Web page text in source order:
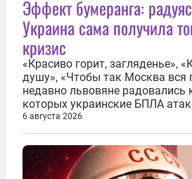
Эффект бумеранга:
Украина сама получила
кризис
«Красиво горит, загляденье»,
душу», «Чтобы так Москва вся
недавно львовяне радовались
которых украинские БПЛА
нефтеперерабатывающие
скором времени оказалось,
играть вдвоем» — российские
6 августа 2026